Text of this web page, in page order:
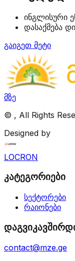
ინგლისური
დასაქმება
გაიგეთ მეტი
მზე
© , All Rights
Designed by
LOCRON
კატეგორიები
სექტორები
რაიონები
contact@mze.ge